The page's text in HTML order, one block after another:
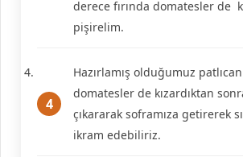
derece fırında domatesler de
pişirelim.
Hazırlamış olduğumuz
domatesler de kızardıktan
çıkararak soframıza getirerek
ikram edebiliriz.